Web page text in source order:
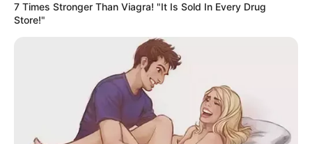
Arthrologist Begs To Stop Buying Knee Braces -
7 Times Stronger Than Viagra! "It Is Sold In Every Drug
Store!"